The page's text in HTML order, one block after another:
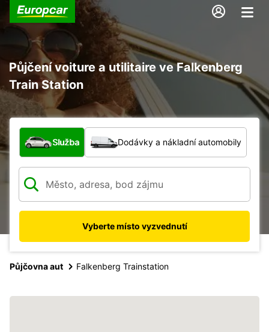
Půjčení voiture a utilitaire ve Falkenberg
Train Station
Jaký typ vozidla?
Služba Dodávky a nákladní automobily
Vyberte místo vyzvednutí
Půjčovna aut Falkenberg Trainstation